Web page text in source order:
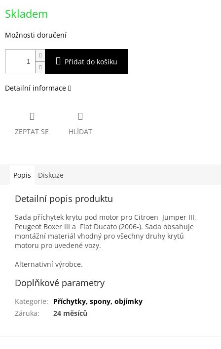
cena:
Skladem
Možnosti doručení
Přidat do košíku
Detailní informace
ZEPTAT SE HLÍDAT
Popis Diskuze
Detailní popis produktu
Sada příchytek krytu pod motor pro Citroen Jumper III,
Peugeot Boxer III a Fiat Ducato (2006-). Sada obsahuje
montážní materiál vhodný pro všechny druhy krytů
motoru pro uvedené vozy.
Alternativní výrobce.
Doplňkové parametry
Kategorie:
Příchytky, spony, objímky
Záruka: 24 měsíců
Z